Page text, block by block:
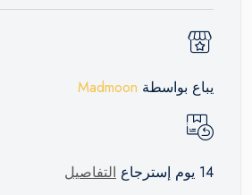
يباع بواسطة Madmoon
14 يوم إسترجاع التفاصيل